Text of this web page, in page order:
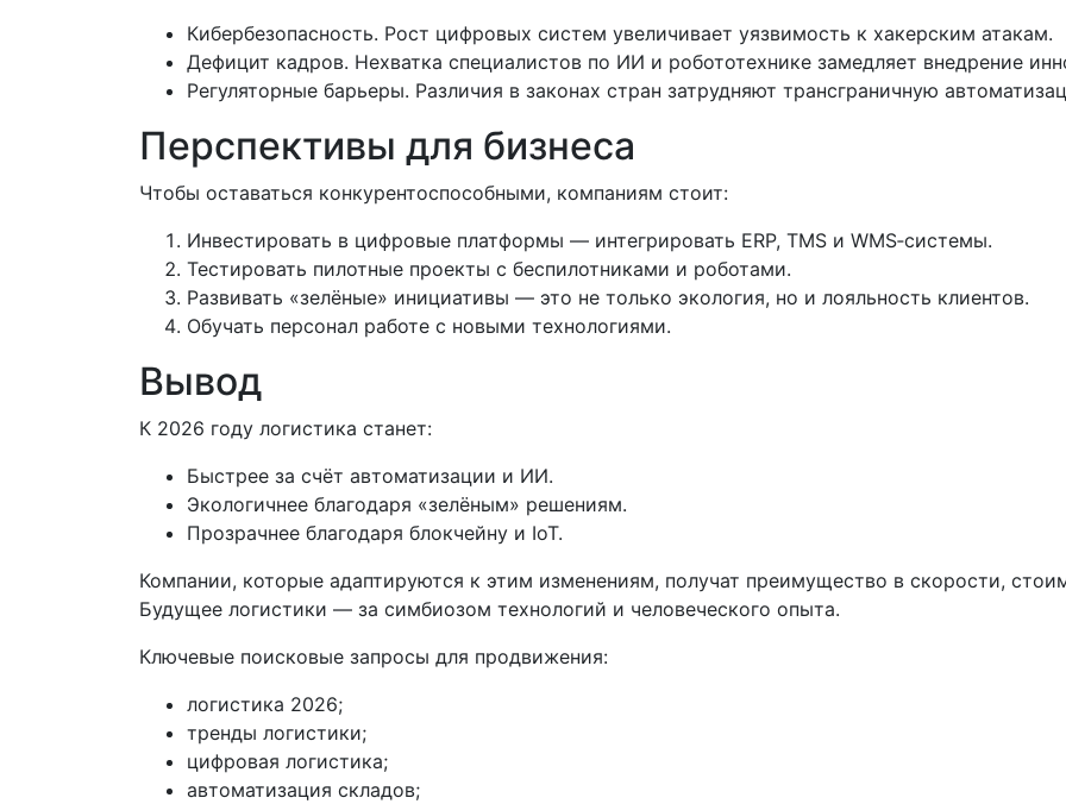
Кибербезопасность. Рост цифровых систем увеличивает уязвимость к хакерским атакам.
Дефицит кадров. Нехватка специалистов по ИИ и робототехнике замедляет внедрение
Регуляторные барьеры. Различия в законах стран затрудняют трансграничную
Перспективы для бизнеса
Чтобы оставаться конкурентоспособными, компаниям стоит:
Инвестировать в цифровые платформы — интегрировать ERP, TMS и WMS‑системы.
Тестировать пилотные проекты с беспилотниками и роботами.
Развивать «зелёные» инициативы — это не только экология, но и лояльность клиентов.
Обучать персонал работе с новыми технологиями.
Вывод
К 2026 году логистика станет:
Быстрее за счёт автоматизации и ИИ.
Экологичнее благодаря «зелёным» решениям.
Прозрачнее благодаря блокчейну и IoT.
Компании, которые адаптируются к этим изменениям, получат преимущество в скорости,
Будущее логистики — за симбиозом технологий и человеческого опыта.
Ключевые поисковые запросы для продвижения:
логистика 2026;
тренды логистики;
цифровая логистика;
автоматизация складов;